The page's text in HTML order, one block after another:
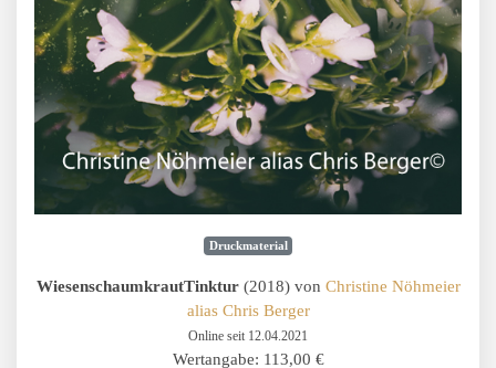
Druckmaterial
WiesenschaumkrautTinktur(2018) von Christine Nöhmeier
alias Chris Berger
Online seit 12.04.2021
Wertangabe: 113,00 €